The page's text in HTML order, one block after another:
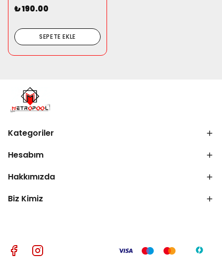
₺ 190.00
SEPETE EKLE
Kategoriler
Hesabım
Hakkımızda
Biz Kimiz